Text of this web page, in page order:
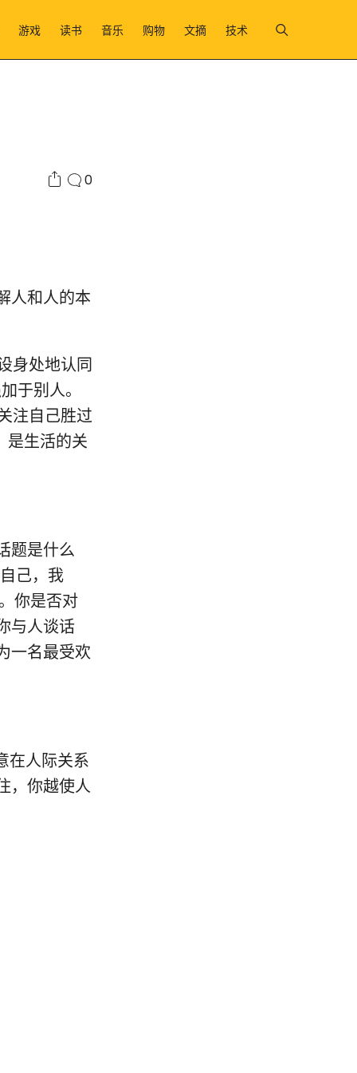
游戏 读书 音乐 购物 文摘 技术
0
人和人的本
身处地认同
于别人。
注自己胜过
是生活的关
题是什么
己，我
你是否对
与人谈话
一名最受欢
在人际关系
，你越使人